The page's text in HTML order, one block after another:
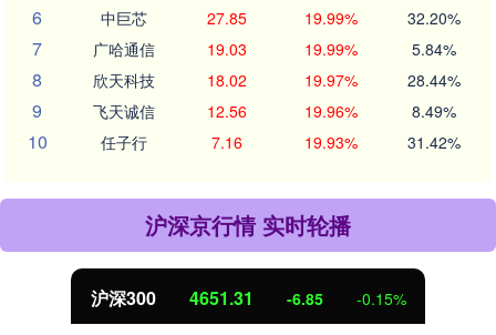
6 中巨芯 27.85 19.99% 32.20%
7 广哈通信 19.03 19.99% 5.84%
8 欣天科技 18.02 19.97% 28.44%
9 飞天诚信 12.56 19.96% 8.49%
10 任子行 7.16 19.93% 31.42%
沪深京行情 实时轮播
沪深300 4651.31 -6.85 -0.15%